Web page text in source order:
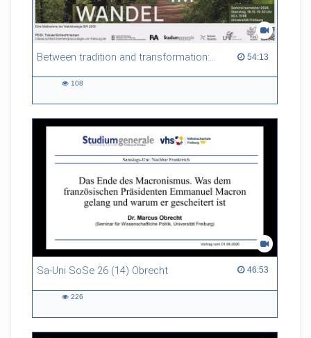
Between tradition and transformation: how owners, advisers and institutions co-create knowledge for resilient forests in Europe 54:13
54:13 duration
108
Sa-Uni SoSe 26 (14) Obrecht 46:53
46:53 duration
226